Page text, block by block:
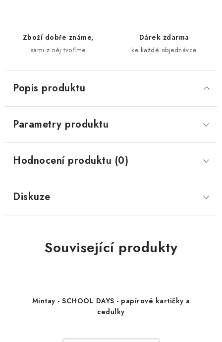
Zboží dobře známe,
sami z něj tvoříme
Dárek zdarma
ke každé objednávce
Popis produktu
Parametry produktu
Hodnocení produktu (0)
Diskuze
Související produkty
Mintay - SCHOOL DAYS - papírové kartičky a
cedulky